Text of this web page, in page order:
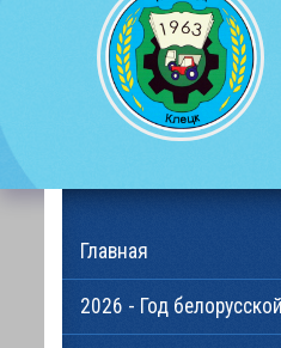
Главная
2026 - Год